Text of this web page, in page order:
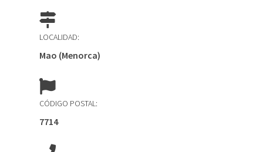
LOCALIDAD:
Mao (Menorca)
CÓDIGO POSTAL:
7714